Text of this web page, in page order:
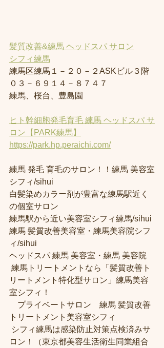
髪質改善&練馬 ヘッドスパ サロン
シフィ練馬
練馬区練馬１－２０－２ASKビル３階
０３－６９１４－８７４７
練馬、桜台、豊島園
ヒト幹細胞発毛育毛 練馬 ヘッドスパ サ
ロン【PARK練馬】
https://park.hp.peraichi.com/
練馬 発毛 育毛のサロン！！練馬 美容室
シフィ/sihui
白髪染めカラー剤が豊富な練馬駅近く
の個室サロン
練馬駅から近い美容室シフィ練馬/sihui
練馬 髪質改善美容室・練馬美容院シフ
ィ/sihui
ヘッドスパ 練馬 美容室・練馬 美容院
練馬トリートメントなら「髪質改善ト
リートメント特化型サロン」練馬美容
室シフィ！
プライベートサロン　練馬 髪質改善
トリートメント美容室シフィ
シフィ練馬は感染防止対策点検済みサ
ロン！（東京都美容生活衛生同業組合